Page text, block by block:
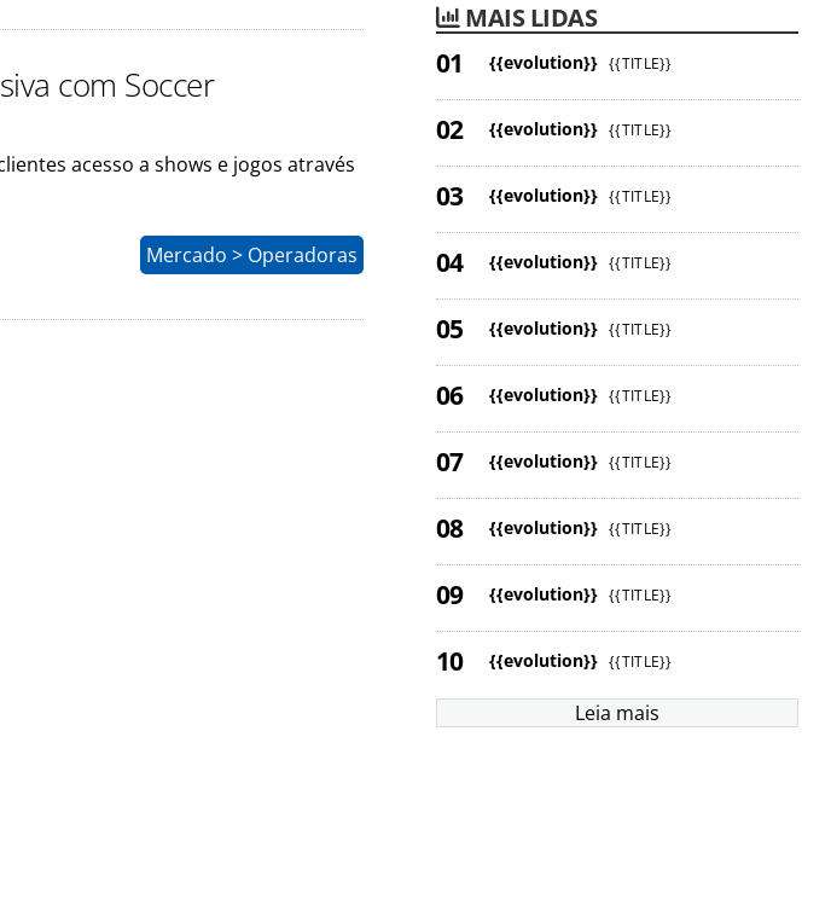
com Soccer
acesso a shows e jogos através
Mercado > Operadoras
MAIS LIDAS
{{evolution}} {{TITLE}}
{{evolution}} {{TITLE}}
{{evolution}} {{TITLE}}
{{evolution}} {{TITLE}}
{{evolution}} {{TITLE}}
{{evolution}} {{TITLE}}
{{evolution}} {{TITLE}}
{{evolution}} {{TITLE}}
{{evolution}} {{TITLE}}
{{evolution}} {{TITLE}}
Leia mais